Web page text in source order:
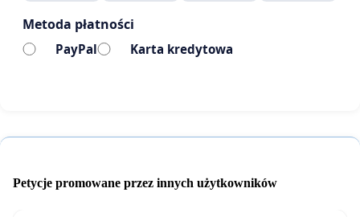
Metoda płatności
PayPal Karta kredytowa
Petycje promowane przez innych użytkowników